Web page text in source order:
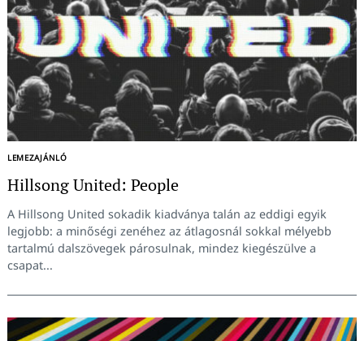
LEMEZAJÁNLÓ
Hillsong United: People
A Hillsong United sokadik kiadványa talán az eddigi egyik
legjobb: a minőségi zenéhez az átlagosnál sokkal mélyebb
tartalmú dalszövegek párosulnak, mindez kiegészülve a
csapat...